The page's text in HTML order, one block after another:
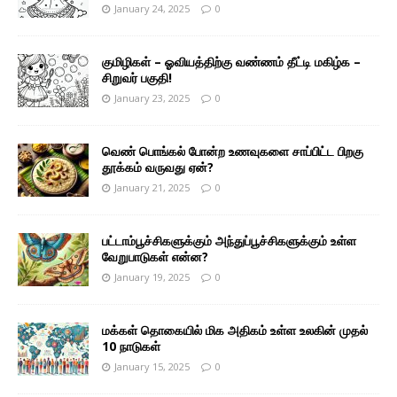
January 24, 2025 0
குமிழிகள் – ஓவியத்திற்கு வண்ணம் தீட்டி மகிழ்க –
சிறுவர் பகுதி!
January 23, 2025 0
வெண் பொங்கல் போன்ற உணவுகளை சாப்பிட்ட பிறகு
தூக்கம் வருவது ஏன்?
January 21, 2025 0
பட்டாம்பூச்சிகளுக்கும் அந்துப்பூச்சிகளுக்கும் உள்ள
வேறுபாடுகள் என்ன?
January 19, 2025 0
மக்கள் தொகையில் மிக அதிகம் உள்ள உலகின் முதல்
10 நாடுகள்
January 15, 2025 0